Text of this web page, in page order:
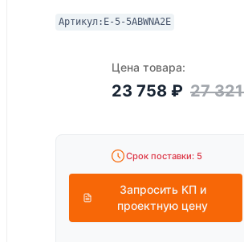
Артикул: E-5-5ABWNA2E
Цена товара:
23 758 ₽ 27
Срок поставки: 5
Запросить КП и
проектную цену